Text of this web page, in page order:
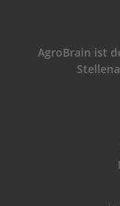
AgroBrain ist